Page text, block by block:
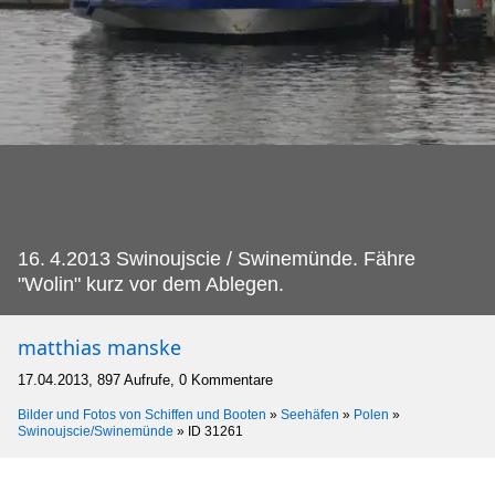
16. 4.2013 Swinoujscie / Swinemünde. Fähre
"Wolin" kurz vor dem Ablegen.
matthias manske
17.04.2013, 897 Aufrufe, 0 Kommentare
Bilder und Fotos von Schiffen und Booten » Seehäfen » Polen »
Swinoujscie/Swinemünde » ID 31261